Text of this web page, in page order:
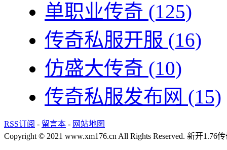
单职业传奇 (125)
传奇私服开服 (16)
仿盛大传奇 (10)
传奇私服发布网 (15)
RSS订阅 - 留言本 - 网站地图
Copyright © 2021 www.xm176.cn All Rights Reserved. 新开1.76